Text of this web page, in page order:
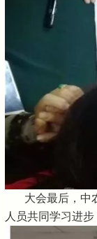
大会最后，中
人员共同学习进步